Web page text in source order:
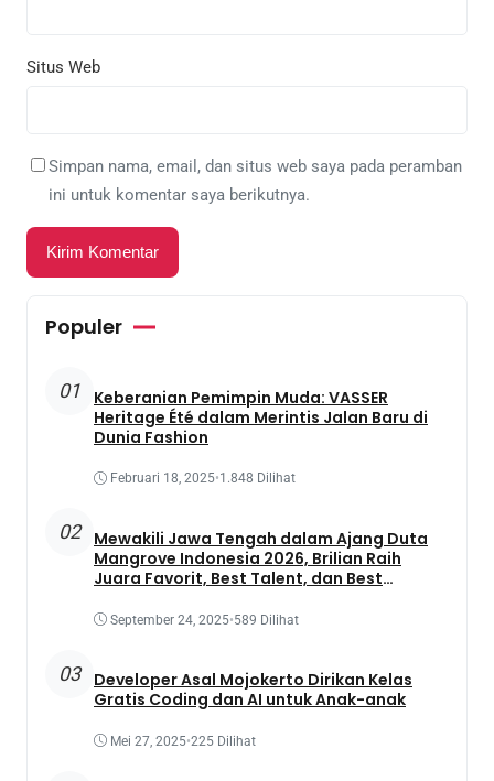
Situs Web
Simpan nama, email, dan situs web saya pada peramban
ini untuk komentar saya berikutnya.
Populer
01
Keberanian Pemimpin Muda: VASSER
Heritage Été dalam Merintis Jalan Baru di
Dunia Fashion
Februari 18, 2025•1.848 Dilihat
02
Mewakili Jawa Tengah dalam Ajang Duta
Mangrove Indonesia 2026, Brilian Raih
Juara Favorit, Best Talent, dan Best
September 24, 2025•589 Dilihat
03
Developer Asal Mojokerto Dirikan Kelas
Gratis Coding dan AI untuk Anak-anak
Mei 27, 2025•225 Dilihat